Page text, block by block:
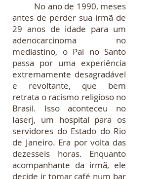
No ano de 1990, meses
antes de perder sua irmã de
29 anos de idade para um
adenocarcinoma no
mediastino, o Pai no Santo
passa por uma experiência
extremamente desagradável
e revoltante, que bem
retrata o racismo religioso no
Brasil. Isso aconteceu no
Iaserj, um hospital para os
servidores do Estado do Rio
de Janeiro. Era por volta das
dezesseis horas. Enquanto
acompanhante da irmã, ele
decide ir tomar café num bar